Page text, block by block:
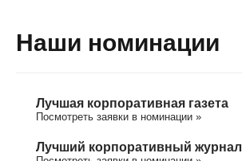
Наши номинации
Лучшая корпоративная газета
Посмотреть заявки в номинации »
Лучший корпоративный журнал